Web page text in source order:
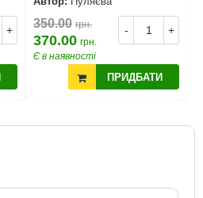
+ - +
350.00 грн.
370.00 грн.
Є в наявності
ПРИДБАТИ